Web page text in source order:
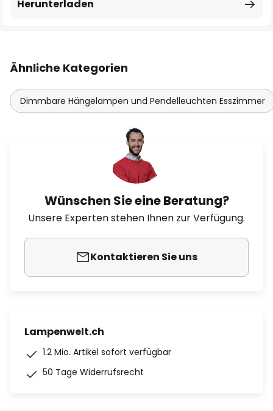
Herunterladen
Ähnliche Kategorien
Dimmbare Hängelampen und Pendelleuchten Esszimmer
Wünschen Sie eine Beratung?
Unsere Experten stehen Ihnen zur Verfügung.
Kontaktieren Sie uns
Lampenwelt.ch
1.2 Mio. Artikel sofort verfügbar
50 Tage Widerrufsrecht